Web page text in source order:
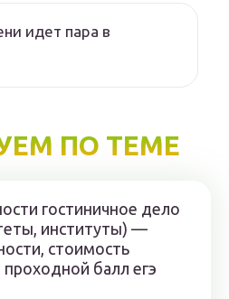
идет пара в
ПО ТЕМЕ
гостиничное дело
институты) —
стоимость
балл егэ